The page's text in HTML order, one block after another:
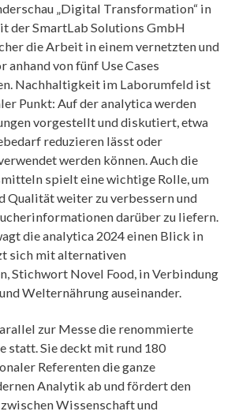
„Digital Transformation“ in
der SmartLab Solutions GmbH
die Arbeit in einem vernetzten und
von fünf Use Cases
Nachhaltigkeit im Laborumfeld ist
Punkt: Auf der analytica werden
vorgestellt und diskutiert, etwa
reduzieren lässt oder
werden können. Auch die
spielt eine wichtige Rolle, um
Qualität weiter zu verbessern und
darüber zu liefern.
die analytica 2024 einen Blick in
sich mit alternativen
Stichwort Novel Food, in Verbindung
Welternährung auseinander.
zur Messe die renommierte
statt. Sie deckt mit rund 180
Referenten die ganze
Analytik ab und fördert den
Wissenschaft und